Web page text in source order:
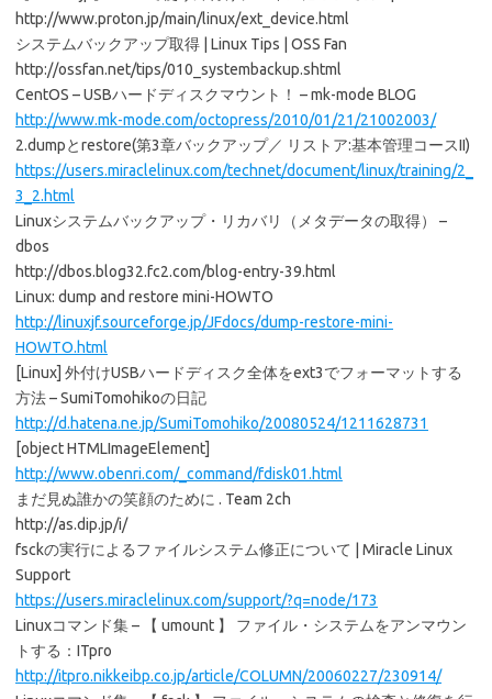
http://www.proton.jp/main/linux/ext_device.html
システムバックアップ取得 | Linux Tips | OSS Fan
http://ossfan.net/tips/010_systembackup.shtml
CentOS – USBハードディスクマウント！ – mk-mode BLOG
http://www.mk-mode.com/octopress/2010/01/21/21002003/
2.dumpとrestore(第3章バックアップ／ リストア:基本管理コースII)
https://users.miraclelinux.com/technet/document/linux/training/2_
3_2.html
Linuxシステムバックアップ・リカバリ（メタデータの取得） –
dbos
http://dbos.blog32.fc2.com/blog-entry-39.html
Linux: dump and restore mini-HOWTO
http://linuxjf.sourceforge.jp/JFdocs/dump-restore-mini-
HOWTO.html
[Linux] 外付けUSBハードディスク全体をext3でフォーマットする
方法 – SumiTomohikoの日記
http://d.hatena.ne.jp/SumiTomohiko/20080524/1211628731
[object HTMLImageElement]
http://www.obenri.com/_command/fdisk01.html
まだ見ぬ誰かの笑顔のために . Team 2ch
http://as.dip.jp/i/
fsckの実行によるファイルシステム修正について | Miracle Linux
Support
https://users.miraclelinux.com/support/?q=node/173
Linuxコマンド集 – 【 umount 】 ファイル・システムをアンマウン
トする：ITpro
http://itpro.nikkeibp.co.jp/article/COLUMN/20060227/230914/